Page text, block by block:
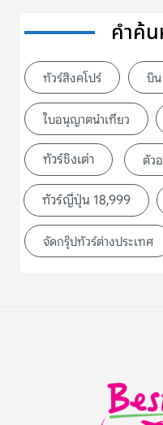
คำค้
ทัวร์สิงคโปร์ บิน
ใบอนุญาตนำเที่ยว
ทัวร์ชิงเต่า ตัว
ทัวร์ญี่ปุ่น 18,999
จัดกรุ๊ปทัวร์ต่างประเทศ